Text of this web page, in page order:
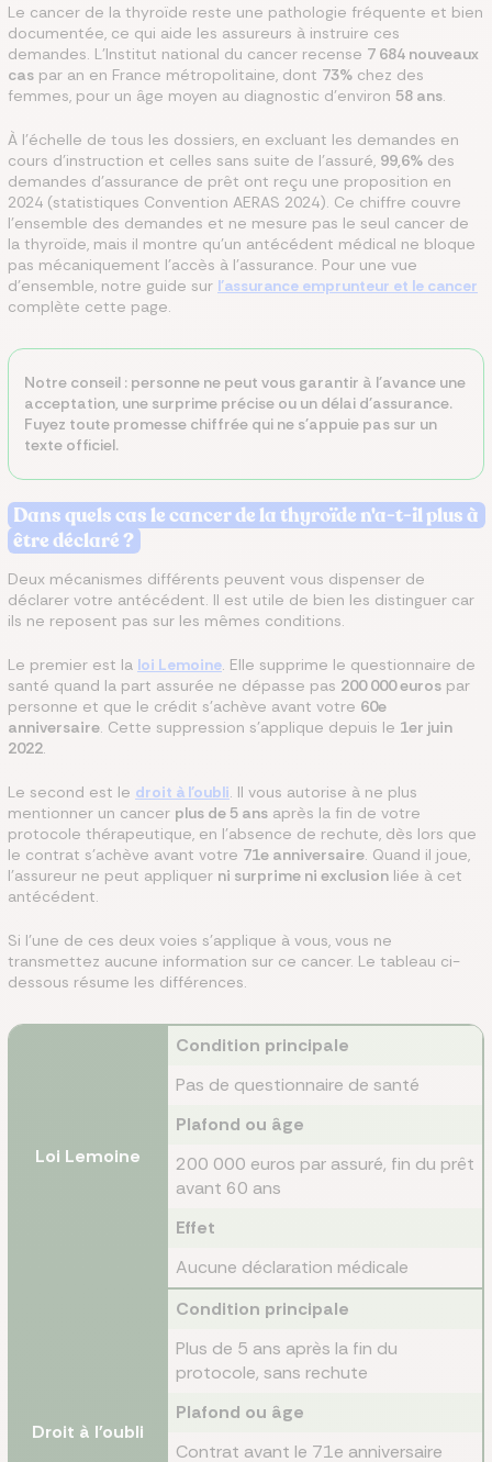
Le cancer de la thyroïde reste une pathologie fréquente et bien
documentée, ce qui aide les assureurs à instruire ces
demandes. L'Institut national du cancer recense 7 684 nouveaux
cas par an en France métropolitaine, dont 73% chez des
femmes, pour un âge moyen au diagnostic d'environ 58 ans.
À l'échelle de tous les dossiers, en excluant les demandes en
cours d'instruction et celles sans suite de l'assuré, 99,6% des
demandes d'assurance de prêt ont reçu une proposition en
2024 (statistiques Convention AERAS 2024). Ce chiffre couvre
l'ensemble des demandes et ne mesure pas le seul cancer de
la thyroïde, mais il montre qu'un antécédent médical ne bloque
pas mécaniquement l'accès à l'assurance. Pour une vue
d'ensemble, notre guide sur l'assurance emprunteur et le cancer
complète cette page.
Notre conseil : personne ne peut vous garantir à l'avance une
acceptation, une surprime précise ou un délai d'assurance.
Fuyez toute promesse chiffrée qui ne s'appuie pas sur un
texte officiel.
Dans quels cas le cancer de la thyroïde n'a-t-il plus à
être déclaré ?
Deux mécanismes différents peuvent vous dispenser de
déclarer votre antécédent. Il est utile de bien les distinguer car
ils ne reposent pas sur les mêmes conditions.
Le premier est la loi Lemoine. Elle supprime le questionnaire de
santé quand la part assurée ne dépasse pas 200 000 euros par
personne et que le crédit s'achève avant votre 60e
anniversaire. Cette suppression s'applique depuis le 1er juin
2022.
Le second est le droit à l'oubli. Il vous autorise à ne plus
mentionner un cancer plus de 5 ans après la fin de votre
protocole thérapeutique, en l'absence de rechute, dès lors que
le contrat s'achève avant votre 71e anniversaire. Quand il joue,
l'assureur ne peut appliquer ni surprime ni exclusion liée à cet
antécédent.
Si l'une de ces deux voies s'applique à vous, vous ne
transmettez aucune information sur ce cancer. Le tableau ci-
dessous résume les différences.
Loi Lemoine
Condition principale
Pas de questionnaire de santé
Plafond ou âge
200 000 euros par assuré, fin du prêt
avant 60 ans
Effet
Aucune déclaration médicale
Droit à l'oubli
Condition principale
Plus de 5 ans après la fin du
protocole, sans rechute
Plafond ou âge
Contrat avant le 71e anniversaire